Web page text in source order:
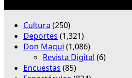
Cultura (250)
Deportes (1,321)
Don Maqui (1,086)
Revista Digital (6)
Encuestas (85)